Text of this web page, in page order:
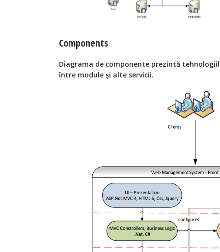
Components
Diagrama de componente prezintă
între module și alte servicii.